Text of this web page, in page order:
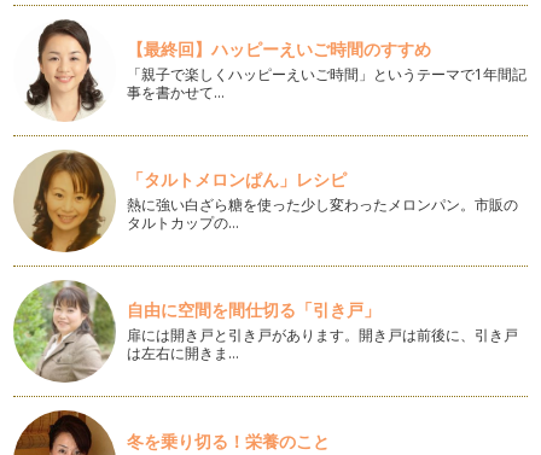
産後の休息とリハビリテーション
12月。今年もあと１ヵ月になりましたね。時の流れは本当に
早いですが、産後の時間の流れ&he…
産後のイライラ
産後のイライラについて今日はメッセージを書かせていただき
たいと思います。 よく、…
赤ちゃんが泣く本当の意味
11月に入って一気に朝夕が冷え込みはじめましたね。 葉の色
も変わり始めた風景をぜ…
お産トラウマ
秋分が過ぎて、ますます秋の足音がしてきました、ここ数日。
幼稚園の運動会なども終わって、きっ…
産後の生と性
めっきり秋らしくなってきて、日が落ちるのも早まってきまし
たね。季節の変わり目には体調も不調…
【最終回】ハッピーえいご時間のすすめ
「親子で楽しくハッピーえいご時間」というテーマで1年間記
事を書かせて…
「タルトメロンぱん」レシピ
熱に強い白ざら糖を使った少し変わったメロンパン。市販の
タルトカップの…
自由に空間を間仕切る「引き戸」
扉には開き戸と引き戸があります。開き戸は前後に、引き戸
は左右に開きま…
冬を乗り切る！栄養のこと